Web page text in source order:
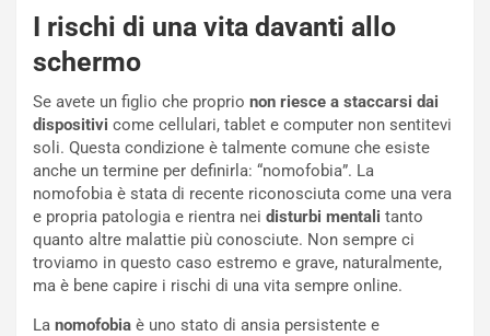
I rischi di una vita davanti allo
schermo
Se avete un figlio che proprio non riesce a staccarsi dai
dispositivi come cellulari, tablet e computer non sentitevi
soli. Questa condizione è talmente comune che esiste
anche un termine per definirla: “nomofobia”. La
nomofobia è stata di recente riconosciuta come una vera
e propria patologia e rientra nei disturbi mentali tanto
quanto altre malattie più conosciute. Non sempre ci
troviamo in questo caso estremo e grave, naturalmente,
ma è bene capire i rischi di una vita sempre online.
La nomofobia è uno stato di ansia persistente e